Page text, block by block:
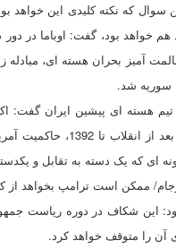
که نکته کلیدی این خواهد بود
هم خواهد بود، گفت: اوباما در
آمیز بحران هسته ای، مبادله
سوریه شد.
تیم هسته ای پیشین ایران گفت:
سابقه است. بعد
ای که یک دسته به تقابل و
ممکن است ترامپ بخواهد از
این شکاف در دوره ریاست
آن را متوقف خواهد کرد.